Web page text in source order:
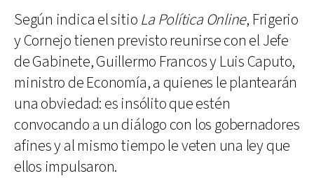
Según indica el sitio La Política Online, Frigerio
y Cornejo tienen previsto reunirse con el Jefe
de Gabinete, Guillermo Francos y Luis Caputo,
ministro de Economía, a quienes le plantearán
una obviedad: es insólito que estén
convocando a un diálogo con los gobernadores
afines y al mismo tiempo le veten una ley que
ellos impulsaron.